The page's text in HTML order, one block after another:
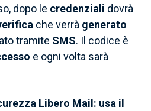
dopo le credenziali dovrà
che verrà generato
tramite SMS. Il codice è
e ogni volta sarà
Libero Mail: usa il